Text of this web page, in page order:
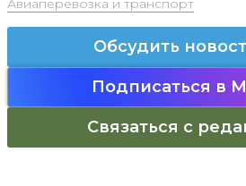
Авиаперевозка и транспорт
Обсудить
Подписаться в
Связаться с